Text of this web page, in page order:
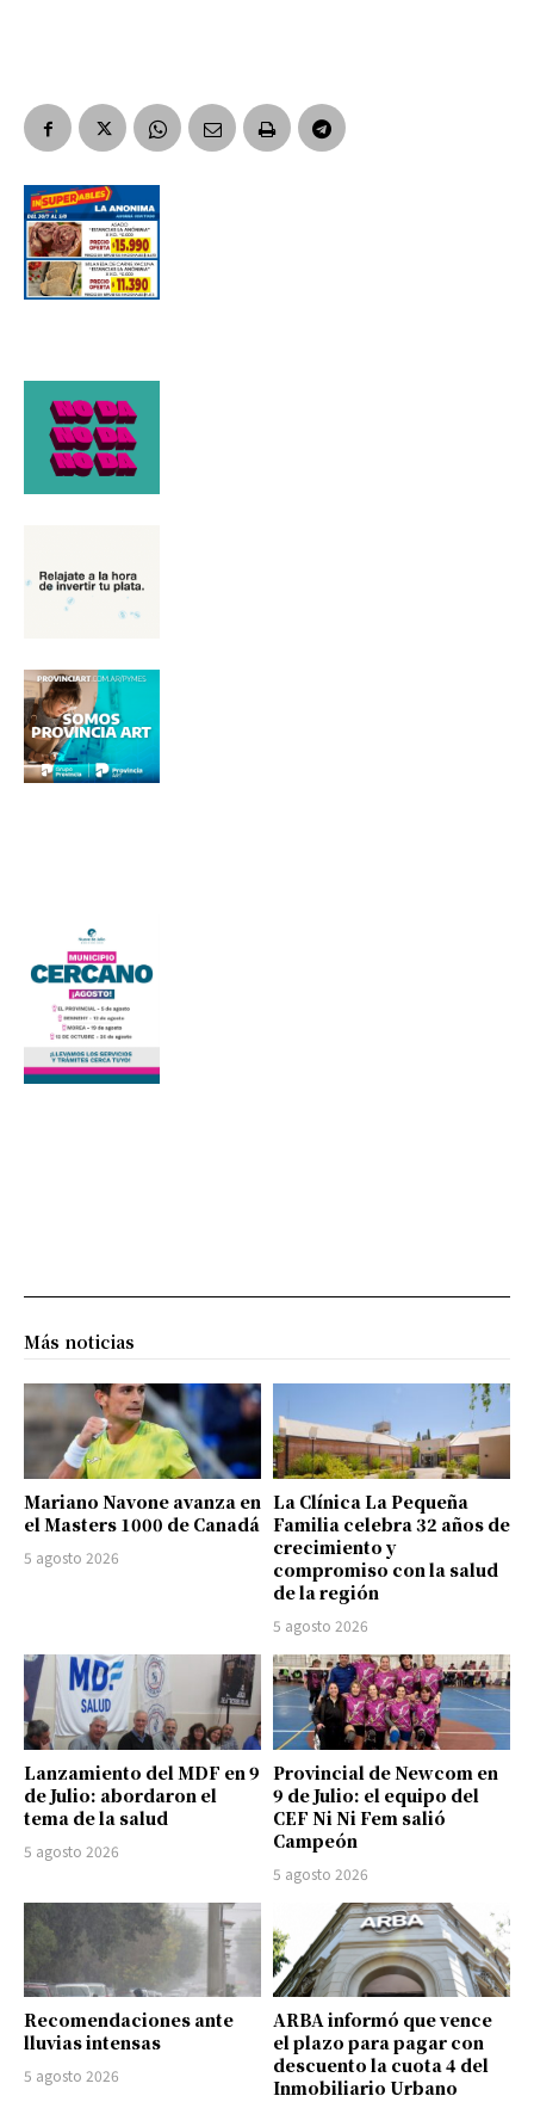
Suscribirme gratis
Nombre
Número de teléfono
Más noticias
Mariano Navone avanza en
el Masters 1000 de Canadá
5 agosto 2026
La Clínica La Pequeña
Familia celebra 32 años de
crecimiento y
compromiso con la salud
de la región
5 agosto 2026
Lanzamiento del MDF en 9
de Julio: abordaron el
tema de la salud
5 agosto 2026
Provincial de Newcom en
9 de Julio: el equipo del
CEF Ni Ni Fem salió
Campeón
5 agosto 2026
Recomendaciones ante
lluvias intensas
5 agosto 2026
ARBA informó que vence
el plazo para pagar con
descuento la cuota 4 del
Inmobiliario Urbano